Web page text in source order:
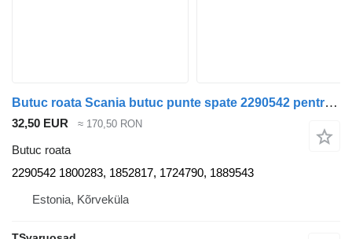
Butuc roata Scania butuc punte spate 2290542 pentru cap tractor Scania R420
32,50 EUR ≈ 170,50 RON
Butuc roata
2290542 1800283, 1852817, 1724790, 1889543
Estonia, Kõrveküla